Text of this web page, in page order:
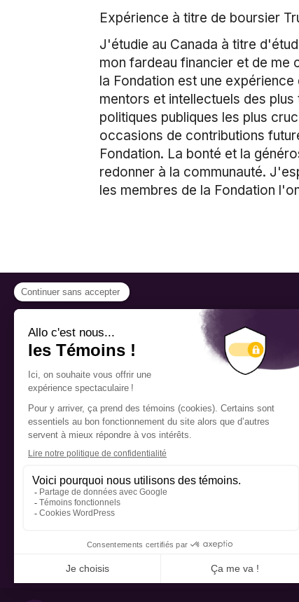
Expérience à titre de boursier
J'étudie au Canada à titre
mon fardeau financier et de me
la Fondation est une
mentors et intellectuels des
politiques publiques les plus
occasions de contributions
Fondation. La bonté et la
redonner à la communauté.
les membres de la Fondation
Nous reconnaissons
respectueusement que les
bureaux de la Fondation Pierre
Elliott Trudeau sont situés sur le
territoire traditionnel de la nation
Kanien’kehá:ka (Mohawk), un
endroit qui a longtemps servi de
entre diverses nations.
PROGRAMMES
Bourse
Mentorat
Programme